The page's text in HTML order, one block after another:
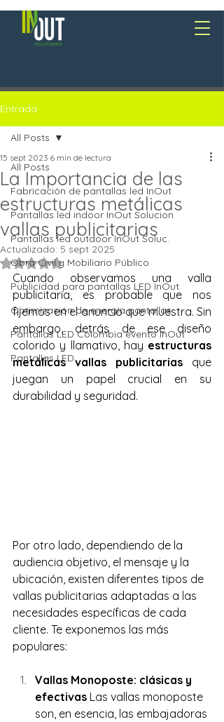
Entrada
All Posts
Fabricación de pantallas led InOut
Pantallas led indoor InOut Solucion
Pantallas led outdoor InOut Soluc.
Obra Civil y Mobiliario Público
Publicidad para pantallas LED InOut
Optimización de energía pantallas
Pantallas LED Colombia evento InOut
Pantallas LED
All Posts
La Importancia de las
estructuras metálicas
vallas publicitarias
15 sept 2023 6 min de lectura
Actualizado: 5 sept 2025
Obtuvo NaN de 5 estrellas.
Cuando observamos una valla
publicitaria, es probable que nos
fijemos en el anuncio que muestra. Sin
embargo, detrás de ese diseño
colorido y llamativo, hay estructuras
metálicas vallas publicitarias que
juegan un papel crucial en su
durabilidad y seguridad.
Por otro lado, dependiendo de la
audiencia objetivo, el mensaje y la
ubicación, existen diferentes tipos de
vallas publicitarias adaptadas a las
necesidades específicas de cada
cliente. Te exponemos las más
populares:
Vallas Monoposte: clásicas y
efectivas Las vallas monoposte
son, en esencia, las embajadoras